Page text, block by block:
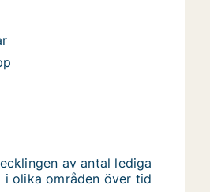
av antal lediga
olika områden över tid